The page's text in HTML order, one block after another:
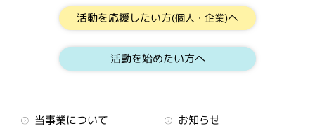
活動を応援したい方(個人・企業)へ
活動を始めたい方へ
当事業について
お知らせ